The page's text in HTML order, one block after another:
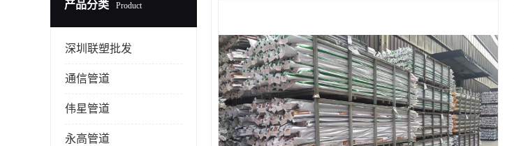
产品分类 Product
深圳联塑批发
通信管道
伟星管道
永高管道